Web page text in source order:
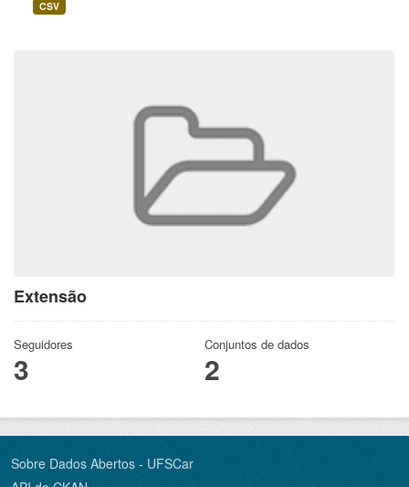
Extensão
Seguidores
3
Conjuntos de dados
2
CSV
Sobre Dados Abertos - UFSCar